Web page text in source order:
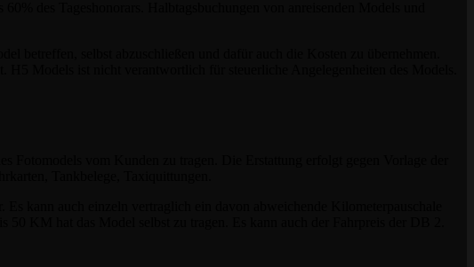
des Tageshonorars. Halbtagsbuchungen von anreisenden Models und
betreffen, selbst abzuschließen und dafür auch die Kosten zu übernehmen.
H5 Models ist nicht verantwortlich für steuerliche Angelegenheiten des Models.
Fotomodels vom Kunden zu tragen. Die Erstattung erfolgt gegen Vorlage der
Tankbelege, Taxiquittungen.
kann auch einzeln vertraglich ein davon abweichende Kilometerpauschale
KM hat das Model selbst zu tragen. Es kann auch der Fahrpreis der DB 2.